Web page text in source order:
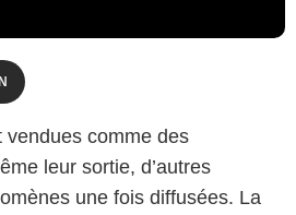
vendues comme des
leur sortie, d’autres
une fois diffusées. La